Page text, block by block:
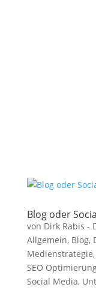
Blog oder
von Dirk Rabis -
Allgemein, Blog,
Medienstrategie,
SEO
Social Media,